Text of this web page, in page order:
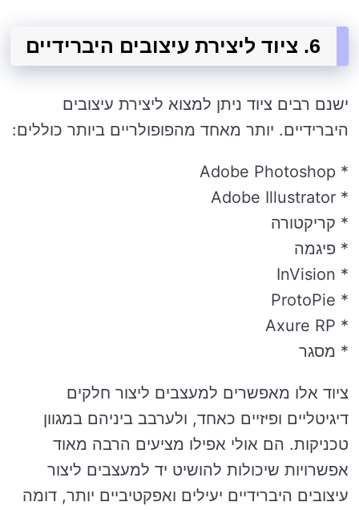
6. ציוד ליצירת עיצובים היברידיים
ישנם רבים ציוד ניתן למצוא ליצירת עיצובים
היברידיים. יותר מאחד מהפופולריים ביותר כוללים:
* Adobe Photoshop
* Adobe Illustrator
* קריקטורה
* פיגמה
* InVision
* ProtoPie
* Axure RP
* מסגר
ציוד אלו מאפשרים למעצבים ליצור חלקים
דיגיטליים ופיזיים כאחד, ולערבב ביניהם במגוון
טכניקות. הם אולי אפילו מציעים הרבה מאוד
אפשרויות שיכולות להושיט יד למעצבים ליצור
עיצובים היברידיים יעילים ואפקטיביים יותר, דומה